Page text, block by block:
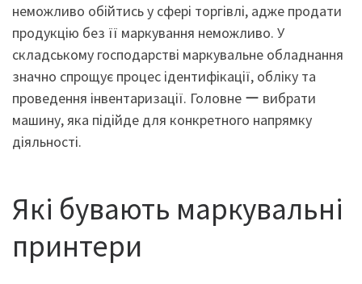
неможливо обійтись у сфері торгівлі, адже продати
продукцію без її маркування неможливо. У
складському господарстві маркувальне обладнання
значно спрощує процес ідентифікації, обліку та
проведення інвентаризації. Головне ー вибрати
машину, яка підійде для конкретного напрямку
діяльності.
Які бувають маркувальні
принтери